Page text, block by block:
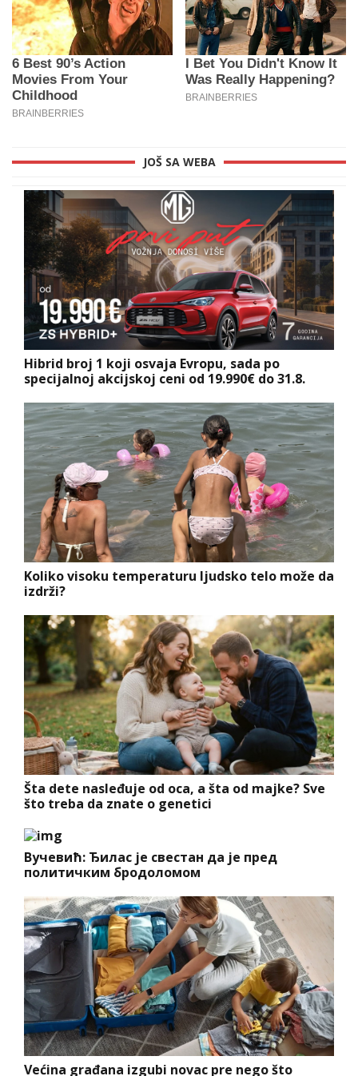
JOŠ SA WEBA
Hibrid broj 1 koji osvaja Evropu, sada po
specijalnoj akcijskoj ceni od 19.990€ do 31.8.
Koliko visoku temperaturu ljudsko telo može da
izdrži?
Šta dete nasleđuje od oca, a šta od majke? Sve
što treba da znate o genetici
Вучевић: Ђилас је свестан да је пред
политичким бродоломом
Većina građana izgubi novac pre nego što